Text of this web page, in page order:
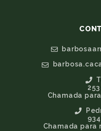
Chamada
Chamada para